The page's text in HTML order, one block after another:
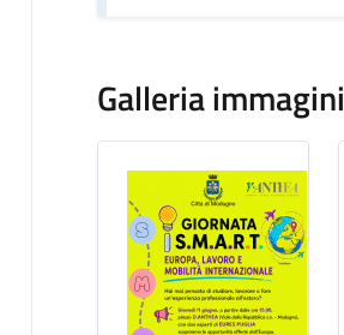
Galleria immagini